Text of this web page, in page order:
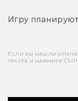
Игру
Если вы нашли
текста и нажмите